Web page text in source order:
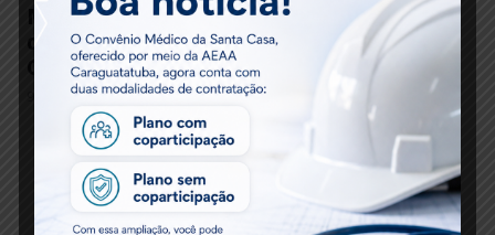
Matéria Técnica – Instalação de Carregadores
de Veículos Elétricos e a Orientação Técnica
Oficial
9 meses atrás